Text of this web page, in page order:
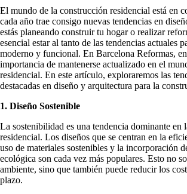
El mundo de la construcción residencial está en
cada año trae consigo nuevas tendencias en
estás planeando construir tu hogar o realizar
esencial estar al tanto de las tendencias actuales
moderno y funcional. En Barcelona Reformas,
importancia de mantenerse actualizado en el
residencial. En este artículo, exploraremos las
destacadas en diseño y arquitectura para la
1. Diseño Sostenible
La sostenibilidad es una tendencia dominante en
residencial. Los diseños que se centran en la
uso de materiales sostenibles y la incorporación
ecológica son cada vez más populares. Esto no
ambiente, sino que también puede reducir los
plazo.